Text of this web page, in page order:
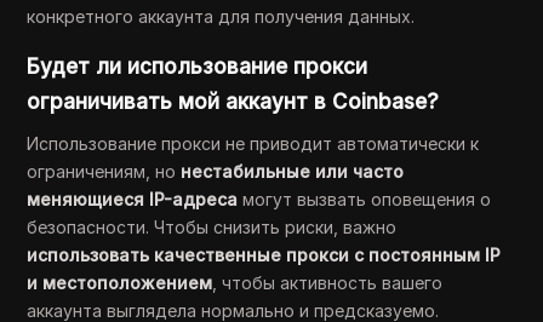
конкретного аккаунта для получения данных.
Будет ли использование прокси
ограничивать мой аккаунт в Coinbase?
Использование прокси не приводит автоматически к
ограничениям, но нестабильные или часто
меняющиеся IP-адреса могут вызвать оповещения о
безопасности. Чтобы снизить риски, важно
использовать качественные прокси с постоянным IP
и местоположением , чтобы активность вашего
аккаунта выглядела нормально и предсказуемо.